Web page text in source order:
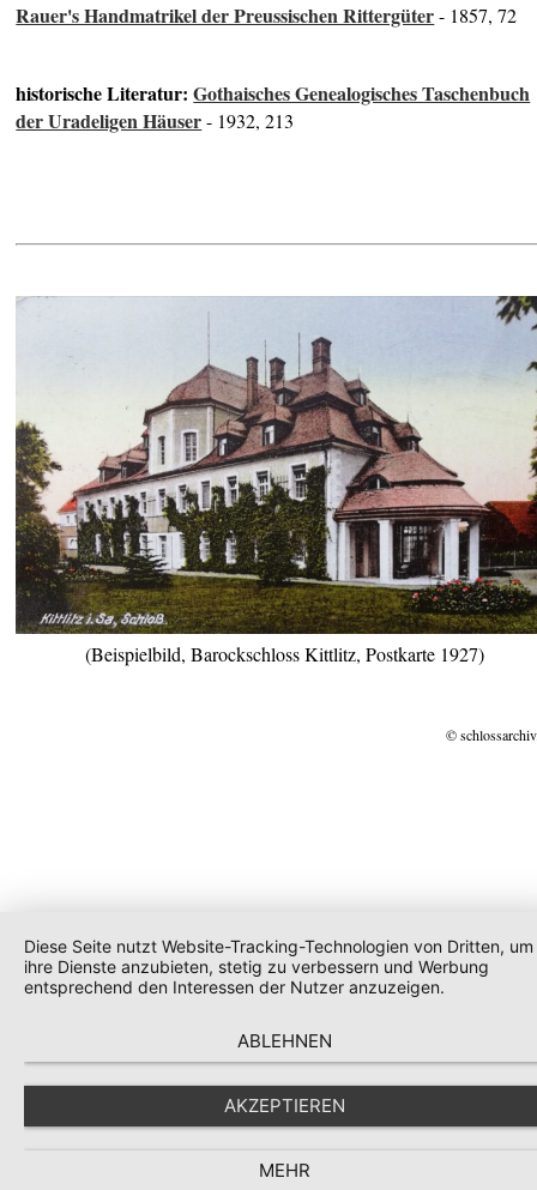
Rauer's Handmatrikel der Preussischen Rittergüter- 1857, 72
historische Literatur:Gothaisches Genealogisches Taschenbuch
der Uradeligen Häuser- 1932, 213
(Beispielbild, Barockschloss Kittlitz, Postkarte 1927)
©
Diese Seite nutzt Website-Tracking-Technologien von Dritten, um
ihre Dienste anzubieten, stetig zu verbessern und Werbung
entsprechend den Interessen der Nutzer anzuzeigen.
ABLEHNEN
AKZEPTIEREN
MEHR